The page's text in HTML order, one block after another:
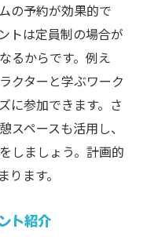
の予約が効果的で
トは定員制の場合が
るからです。例え
クターと学ぶワーク
に参加できます。さ
スペースも活用し、
しましょう。計画的
ます。
ト紹介